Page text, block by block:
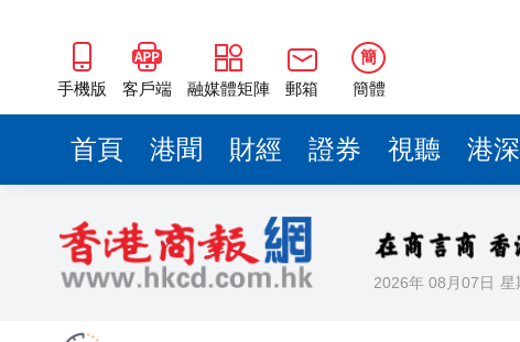
手機版 客戶端 融媒體矩陣 郵箱
簡
簡體
首頁 港聞 財經 證券 視聽 港
2026年 08月07日 星